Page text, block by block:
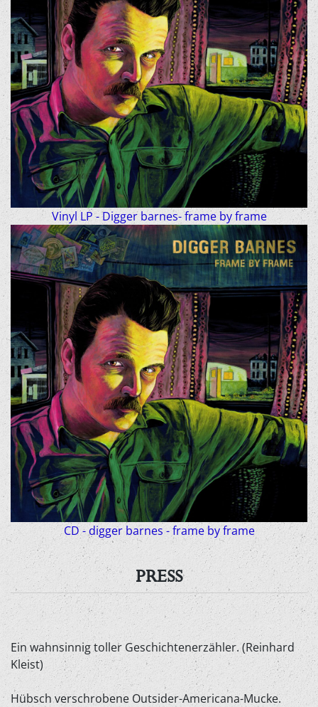
Vinyl LP - Digger barnes- frame by frame
CD - digger barnes - frame by frame
PRESS
Ein wahnsinnig toller Geschichtenerzähler. (Reinhard
Kleist)
Hübsch verschrobene Outsider-Americana-Mucke.